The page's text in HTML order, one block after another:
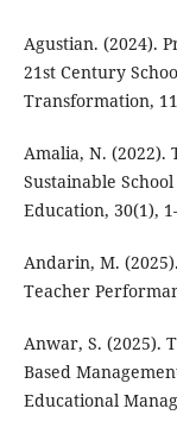
Agustian. (2024).
21st Century
Transformation,
Amalia, N.
Sustainable
Education, 30(1),
Andarin, M.
Teacher
Anwar, S. (2025).
Based
Educational